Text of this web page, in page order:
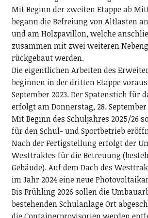
Mit Beginn der zweiten Etappe ab
begann die Befreiung von Altlasten
und am Holzpavillon, welche
zusammen mit zwei weiteren
rückgebaut werden.
Die eigentlichen Arbeiten des
beginnen in der dritten Etappe
September 2023. Der Spatenstich für
erfolgt am Donnerstag, 28. September
Mit Beginn des Schuljahres 2025/26
für den Schul- und Sportbetrieb
Nach der Fertigstellung erfolgt der
Westtraktes für die Betreuung
Gebäude). Auf dem Dach des
im Jahr 2024 eine neue
Bis Frühling 2026 sollen die
bestehenden Schulanlage Ort